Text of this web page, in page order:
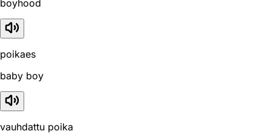
boyhood
poikaes
baby boy
vauhdattu poika